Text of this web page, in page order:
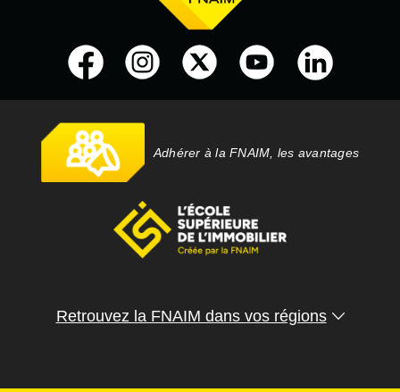
Adhérer à la FNAIM, les avantages
Retrouvez la FNAIM dans vos régions